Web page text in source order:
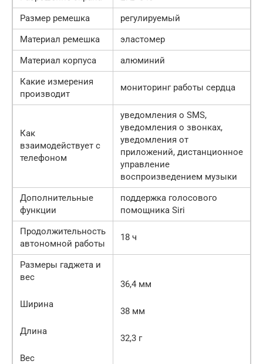
Размер ремешка
регулируемый
Материал ремешка
эластомер
Материал корпуса
алюминий
Какие измерения
производит
мониторинг работы сердца
Как
взаимодействует с
телефоном
уведомления о SMS,
уведомления о звонках,
уведомления от
приложений, дистанционное
управление
воспроизведением музыки
Дополнительные
функции
поддержка голосового
помощника Siri
Продолжительность
автономной работы
18 ч
Размеры гаджета и
вес
Ширина
Длина
Вес
36,4 мм
38 мм
32,3 г